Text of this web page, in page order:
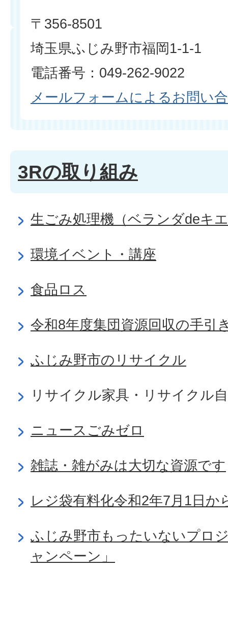
〒356-8501
埼玉県ふじみ野市福岡1-1-1
電話番号：049-262-9022
メールフォームによるお問い
3Rの取り組み
生ごみ処理機（ベランダdeキ
環境イベント・講座
食品ロス
令和8年度集団資源回収の手引
ふじみ野市のリサイクル
リサイクル家具・リサイクル
ニュースごみゼロ
雑誌・雑がみは大切な資源です
レジ袋有料化令和2年7月1日か
ふじみ野市もったいないプロ
ャンペーン」